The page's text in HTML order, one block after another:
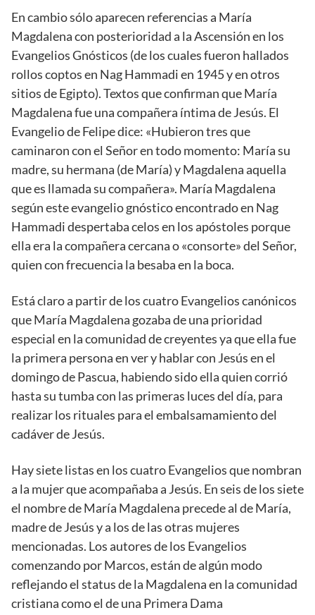
En cambio sólo aparecen referencias a María
Magdalena con posterioridad a la Ascensión en los
Evangelios Gnósticos (de los cuales fueron hallados
rollos coptos en Nag Hammadi en 1945 y en otros
sitios de Egipto). Textos que confirman que María
Magdalena fue una compañera íntima de Jesús. El
Evangelio de Felipe dice: «Hubieron tres que
caminaron con el Señor en todo momento: María su
madre, su hermana (de María) y Magdalena aquella
que es llamada su compañera». María Magdalena
según este evangelio gnóstico encontrado en Nag
Hammadi despertaba celos en los apóstoles porque
ella era la compañera cercana o «consorte» del Señor,
quien con frecuencia la besaba en la boca.
Está claro a partir de los cuatro Evangelios canónicos
que María Magdalena gozaba de una prioridad
especial en la comunidad de creyentes ya que ella fue
la primera persona en ver y hablar con Jesús en el
domingo de Pascua, habiendo sido ella quien corrió
hasta su tumba con las primeras luces del día, para
realizar los rituales para el embalsamamiento del
cadáver de Jesús.
Hay siete listas en los cuatro Evangelios que nombran
a la mujer que acompañaba a Jesús. En seis de los siete
el nombre de María Magdalena precede al de María,
madre de Jesús y a los de las otras mujeres
mencionadas. Los autores de los Evangelios
comenzando por Marcos, están de algún modo
reflejando el status de la Magdalena en la comunidad
cristiana como el de una Primera Dama